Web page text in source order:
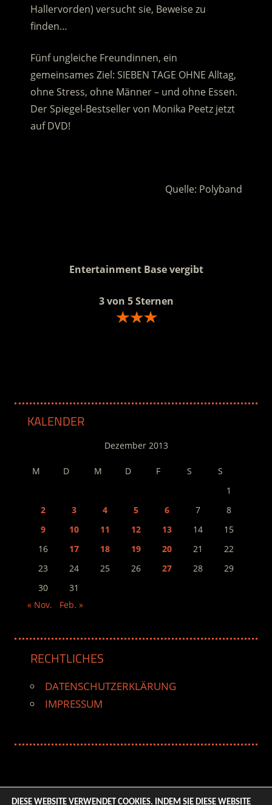
Hallervorden) versucht sie, Beweise zu
finden…
Fünf ungleiche Freundinnen, ein
gemeinsames Ziel: SIEBEN TAGE OHNE Alltag,
ohne Stress, ohne Männer – und ohne Essen.
Der Spiegel-Bestseller von Monika Peetz jetzt
auf DVD!
Quelle: Polyband
Entertainment Base vergibt
3 von 5 Sternen
KALENDER
Dezember 2013
M D M D F S
S
1
2
3 4 5 6 7
8
9
10 11 12 13 14
15
16
17 18 19 20 21
22
23
24 25 26 27 28
29
30
31
« Nov.
Feb. »
RECHTLICHES
DATENSCHUTZERKLÄRUNG
IMPRESSUM
DIESE WEBSITE VERWENDET COOKIES. INDEM SIE DIESE WEBSITE